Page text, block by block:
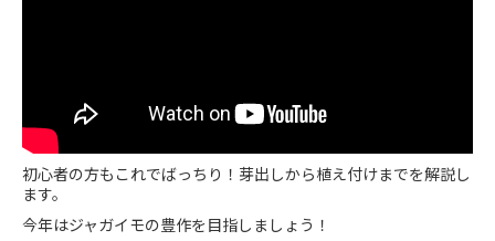
初心者の方もこれでばっちり！芽出しから植え付けまでを解説し
ます。
今年はジャガイモの豊作を目指しましょう！